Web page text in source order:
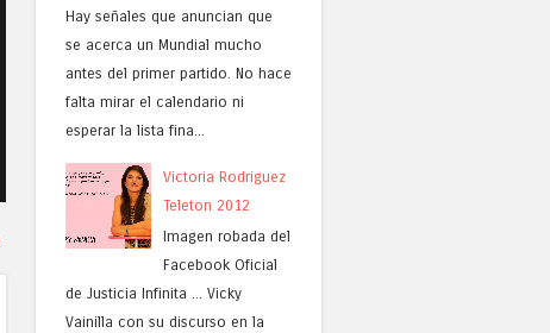
Hay señales que anuncian que
se acerca un Mundial mucho
antes del primer partido. No hace
falta mirar el calendario ni
esperar la lista fina...
Victoria Rodriguez
Teleton 2012
Imagen robada del
Facebook Oficial
de Justicia Infinita ... Vicky
Vainilla con su discurso en la